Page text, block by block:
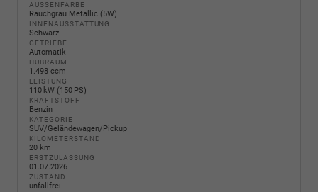
AUSSENFARBE
Rauchgrau Metallic (5W)
INNENAUSSTATTUNG
Schwarz
GETRIEBE
Automatik
HUBRAUM
1.498 ccm
LEISTUNG
110 kW (150 PS)
KRAFTSTOFF
Benzin
KATEGORIE
SUV/Geländewagen/Pickup
KILOMETERSTAND
20 km
ERSTZULASSUNG
01.07.2026
ZUSTAND
unfallfrei